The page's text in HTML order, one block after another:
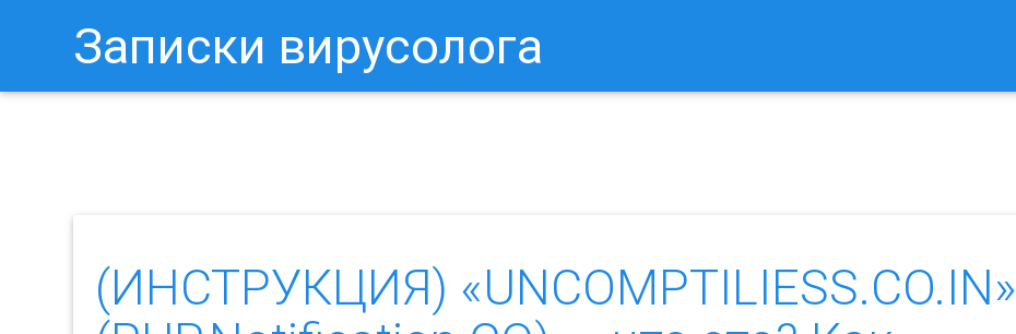
Записки вирусолога
(ИНСТРУКЦИЯ) «UNCOMPTILIESS.CO.IN»